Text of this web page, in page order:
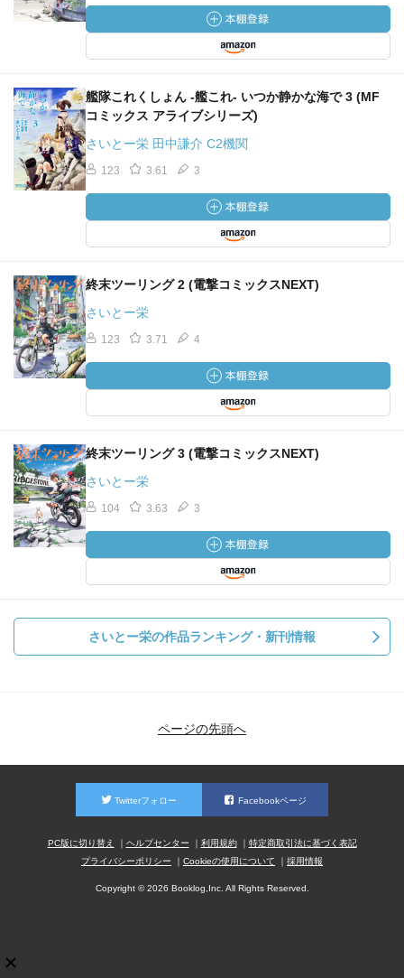
艦隊これくしょん -艦これ- いつか静かな海で 3 (MF
コミックス アライブシリーズ)
さいとー栄 田中謙介 C2機関
123 3.61 3
終末ツーリング 2 (電撃コミックスNEXT)
さいとー栄
123 3.71 4
終末ツーリング 3 (電撃コミックスNEXT)
さいとー栄
104 3.63 3
さいとー栄の作品ランキング・新刊情報
ページの先頭へ
Twitterフォロー Facebookページ
PC版に切り替え ヘルプセンター 利用規約
特定商取引法に基づく表記
プライバシーポリシー
Cookieの使用について 採用情報
Copyright © 2026 Booklog,Inc. All Rights Reserved.